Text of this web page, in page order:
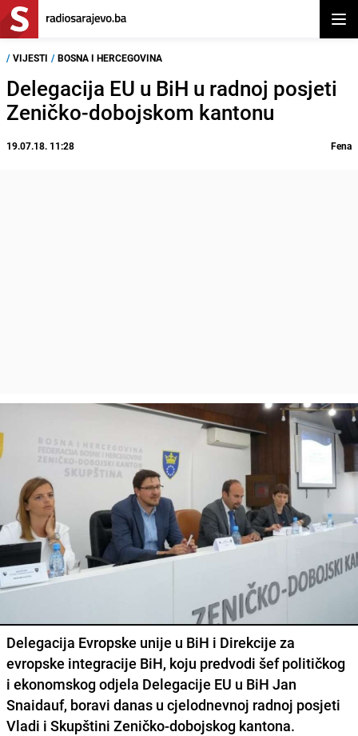
/ VIJESTI / BOSNA I HERCEGOVINA
Delegacija EU u BiH u radnoj posjeti
Zeničko-dobojskom kantonu
19.07.18. 11:28 Fena
Delegacija Evropske unije u BiH i Direkcije za
evropske integracije BiH, koju predvodi šef političkog
i ekonomskog odjela Delegacije EU u BiH Jan
Snaidauf, boravi danas u cjelodnevnoj radnoj posjeti
Vladi i Skupštini Zeničko-dobojskog kantona.